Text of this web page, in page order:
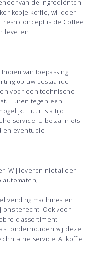
van de ingrediënten
kopje koffie, wij doen
concept is de Coffee
leveren
van toepassing
op uw bestaande
voor een technische
Huren tegen een
Huur is altijd
service. U betaal niets
en eventuele
Wij leveren niet alleen
automaten,
vending machines en
ons terecht. Ook voor
assortiment
onderhouden wij deze
service. Al koffie